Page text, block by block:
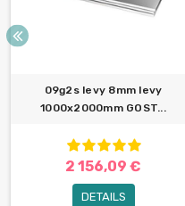
09g2s levy 8mm levy
1000x2000mm GOST...
2 156,09 €
DETAILS